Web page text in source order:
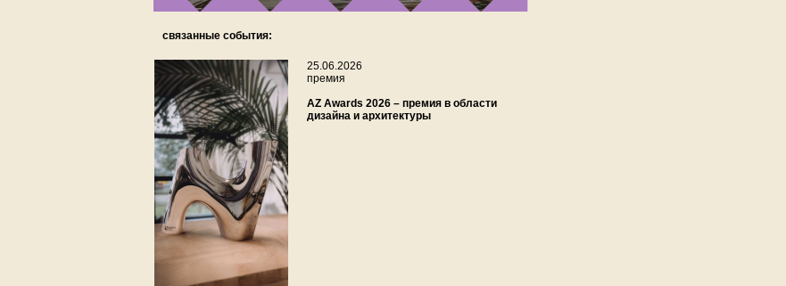
связанные события:
25.06.2026
премия
AZ Awards 2026 – премия в области
дизайна и архитектуры